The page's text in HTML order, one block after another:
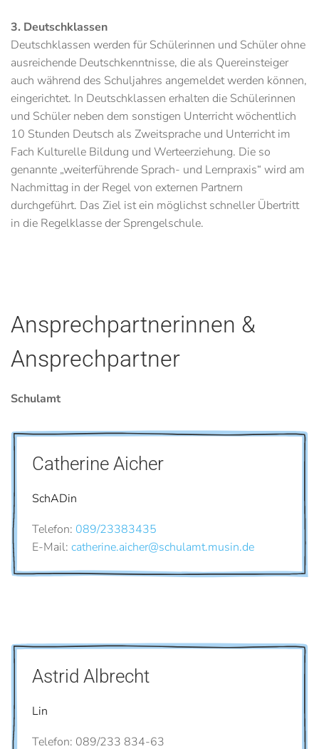
3. Deutschklassen
Deutschklassen werden für Schülerinnen und Schüler ohne
ausreichende Deutschkenntnisse, die als Quereinsteiger
auch während des Schuljahres angemeldet werden können,
eingerichtet. In Deutschklassen erhalten die Schülerinnen
und Schüler neben dem sonstigen Unterricht wöchentlich
10 Stunden Deutsch als Zweitsprache und Unterricht im
Fach Kulturelle Bildung und Werteerziehung. Die so
genannte „weiterführende Sprach- und Lernpraxis“ wird am
Nachmittag in der Regel von externen Partnern
durchgeführt. Das Ziel ist ein möglichst schneller Übertritt
in die Regelklasse der Sprengelschule.
Ansprechpartnerinnen &
Ansprechpartner
Schulamt
Catherine Aicher
SchADin
Telefon: 089/23383435
E-Mail: catherine.aicher@schulamt.musin.de
Astrid Albrecht
Lin
Telefon: 089/233 834-63